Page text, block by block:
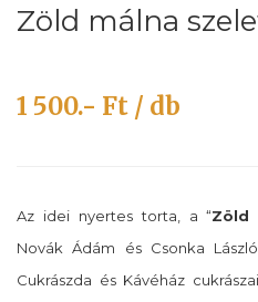
Zöld málna
1 500.- Ft / db
Az idei nyertes torta, a “Zöld
Novák Ádám és Csonka
Cukrászda és Kávéház